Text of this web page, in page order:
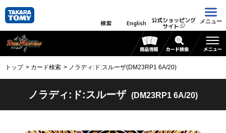
検索 English 公式ショッピング
サイト
メニュー
トップ カード検索 ノラディ:ド:スルーザ(DM23RP1 6A/20)
ノラディ:ド:スルーザ (DM23RP1 6A/20)